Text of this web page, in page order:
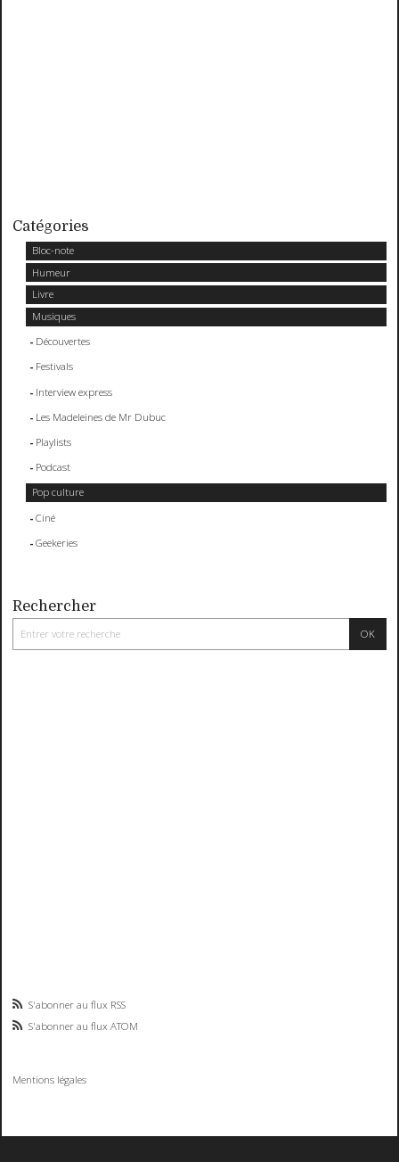
Catégories
Bloc-note
Humeur
Livre
Musiques
Découvertes
Festivals
Interview express
Les Madeleines de Mr Dubuc
Playlists
Podcast
Pop culture
Ciné
Geekeries
Rechercher
S'abonner au flux RSS
S'abonner au flux ATOM
Mentions légales